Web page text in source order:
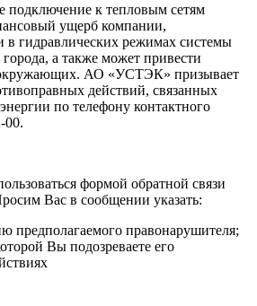
подключение к тепловым сетям
ущерб компании,
в гидравлических режимах системы
а также может привести
АО «УСТЭК» призывает
действий, связанных
по телефону контактного
00.
формой обратной связи
Вас в сообщении указать:
правонарушителя;
Вы подозреваете его